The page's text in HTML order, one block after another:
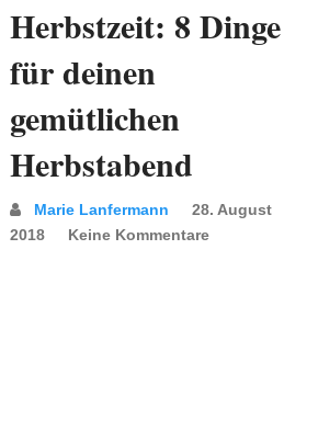
Herbstzeit: 8 Dinge
für deinen
gemütlichen
Herbstabend
Marie Lanfermann
28. August
2018
Keine Kommentare